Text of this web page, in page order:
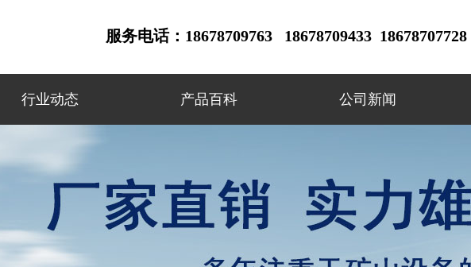
服务电话：18678709763 18678709433 18678707728
行业动态 产品百科 公司新闻